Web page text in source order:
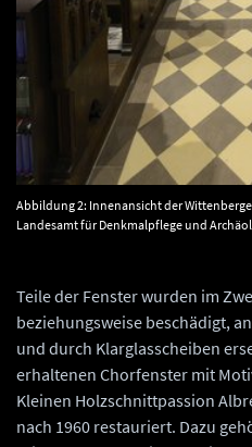
Abbildung 2: Innenansicht der
Landesamt für Denkmalpflege und
Teile der Fenster wurden im
beziehungsweise beschädigt,
und durch Klarglasscheiben
erhaltenen Chorfenster mit
Kleinen Holzschnittpassion
nach 1960 restauriert. Dazu